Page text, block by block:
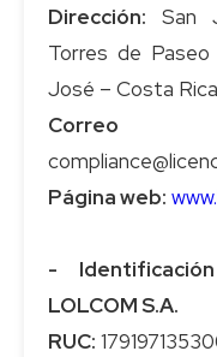
Dirección: San
Torres de
Correo
Página web:
-
LOLCOM S.A.
RUC: